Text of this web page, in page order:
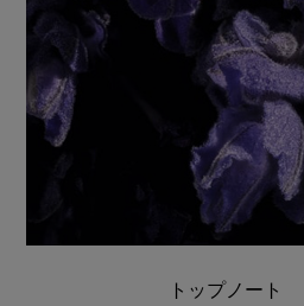
トップノート